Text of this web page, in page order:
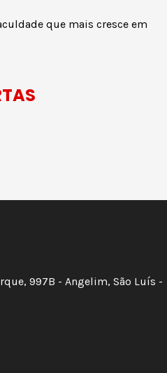
que mais cresce em
997B - Angelim, São Luís -